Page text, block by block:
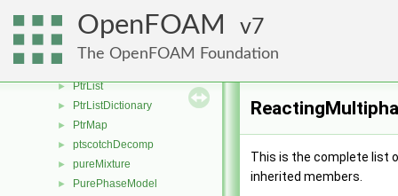
OpenFOAM 7
The OpenFOAM Foundation
► pTraits< UList< T > >
► pTraits< vectorList >
►
► PtrList
► PtrListDictionary
► PtrMap
► ptscotchDecomp
► pureMixture
► PurePhaseModel
This is the complete list
inherited members.